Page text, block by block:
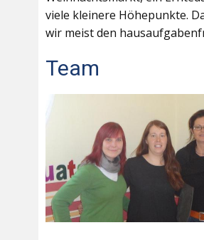
viele kleinere Höhepunkte.
wir meist den
Team